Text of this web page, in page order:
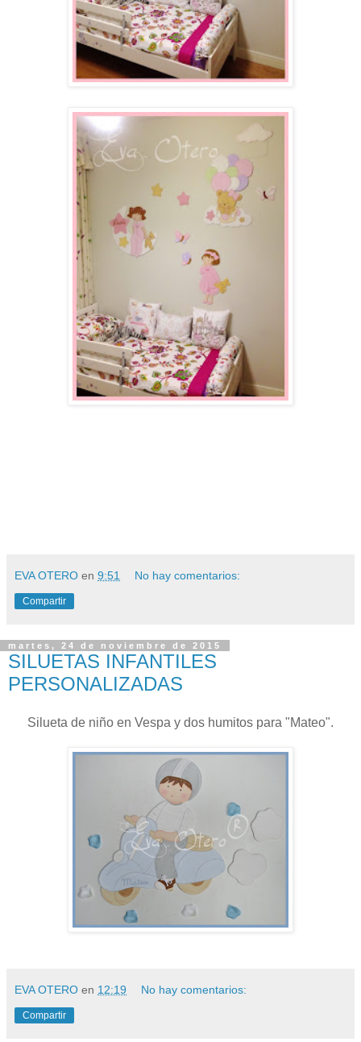
EVA OTERO en 9:51 No hay comentarios:
Compartir
martes, 24 de noviembre de 2015
SILUETAS INFANTILES
PERSONALIZADAS
Silueta de niño en Vespa y dos humitos para "Mateo".
EVA OTERO en 12:19 No hay comentarios:
Compartir